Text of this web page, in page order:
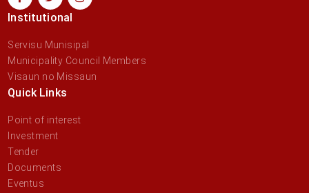
Institutional
Servisu Munisipal
Municipality Council Members
Visaun no Missaun
Quick Links
Point of interest
Investment
Tender
Documents
Eventus